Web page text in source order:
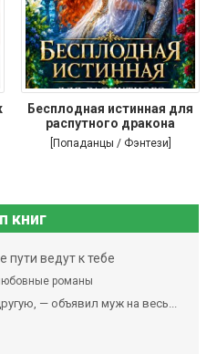
Бесплодная истинная для
распутного дракона
[Попаданцы / Фэнтези]
книг
пути ведут к тебе
романы
— объявил муж на весь...